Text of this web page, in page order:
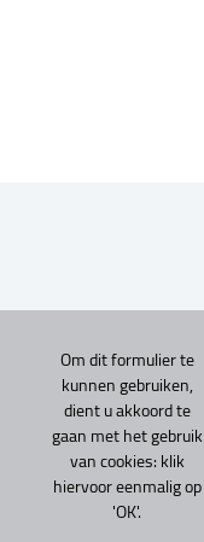
Om dit formulier te
kunnen gebruiken,
dient u akkoord te
gaan met het gebruik
van cookies: klik
hiervoor eenmalig op
'OK'.